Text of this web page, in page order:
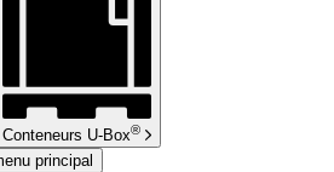
Conteneurs U-Box®
principal